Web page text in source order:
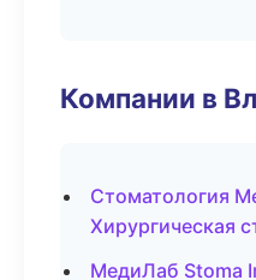
Компании в
Стоматология
Хирургическая
МедиЛаб Stoma